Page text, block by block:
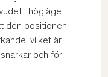
i högläge
den positionen
vilket är
och för